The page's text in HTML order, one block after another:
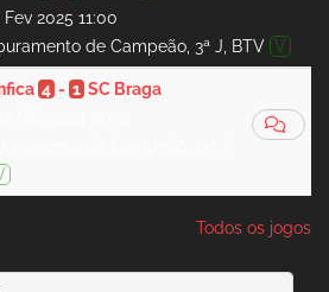
2025 11:00
de Campeão, 3ª J, BTV V
4- 1 SC Braga
Todos os jogos